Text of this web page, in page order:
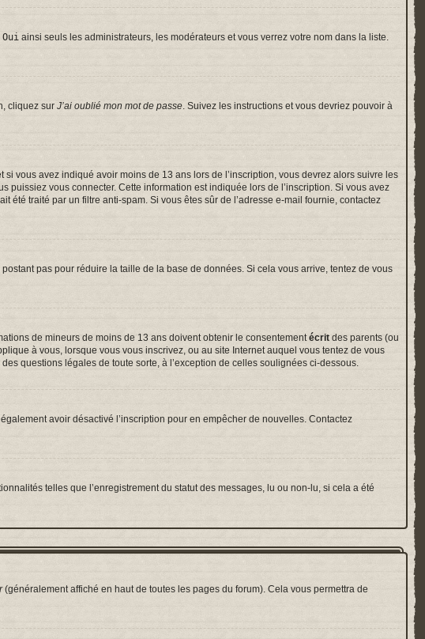
Oui ainsi seuls les administrateurs, les modérateurs et vous verrez votre nom dans la liste.
cliquez sur J’ai oublié mon mot de passe. Suivez les instructions et vous devriez pouvoir à
vous avez indiqué avoir moins de 13 ans lors de l’inscription, vous devrez alors suivre les
vous connecter. Cette information est indiquée lors de l’inscription. Si vous avez
été traité par un filtre anti-spam. Si vous êtes sûr de l’adresse e-mail fournie, contactez
pas pour réduire la taille de la base de données. Si cela vous arrive, tentez de vous
de mineurs de moins de 13 ans doivent obtenir le consentementécrit des parents (ou
à vous, lorsque vous vous inscrivez, ou au site Internet auquel vous tentez de vous
questions légales de toute sorte, à l’exception de celles soulignées ci-dessous.
avoir désactivé l’inscription pour en empêcher de nouvelles. Contactez
telles que l’enregistrement du statut des messages, lu ou non-lu, si cela a été
(généralement affiché en haut de toutes les pages du forum). Cela vous permettra de